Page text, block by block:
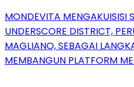
MONDEVITA MENGAKUISISI
UNDERSCORE DISTRICT,
MAGLIANO, SEBAGAI
MEMBANGUN PLATFORM